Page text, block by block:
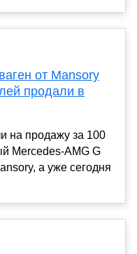
от Mansory
продали в
на продажу за 100
Mercedes-AMG G
а уже сегодня